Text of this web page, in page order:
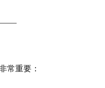
常重要：